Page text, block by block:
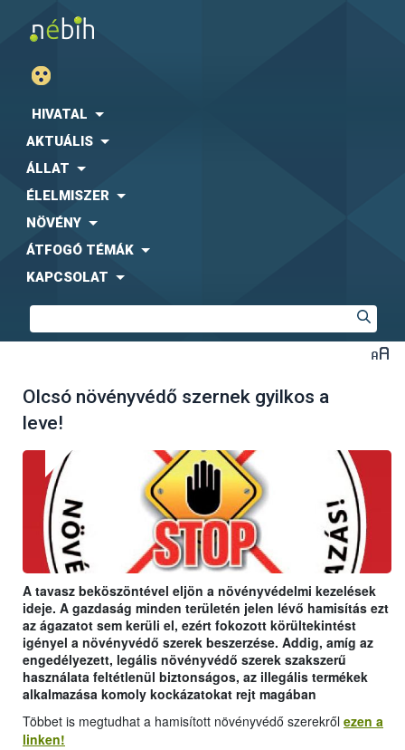
HIVATAL
AKTUÁLIS
ÁLLAT
ÉLELMISZER
NÖVÉNY
ÁTFOGÓ TÉMÁK
KAPCSOLAT
Olcsó növényvédő szernek gyilkos a
leve!
A tavasz beköszöntével eljön a növényvédelmi kezelések
ideje. A gazdaság minden területén jelen lévő hamisítás ezt
az ágazatot sem kerüli el, ezért fokozott körültekintést
igényel a növényvédő szerek beszerzése. Addig, amíg az
engedélyezett, legális növényvédő szerek szakszerű
használata feltétlenül biztonságos, az illegális termékek
alkalmazása komoly kockázatokat rejt magában
Többet is megtudhat a hamisított növényvédő szerekről ezen a
linken!